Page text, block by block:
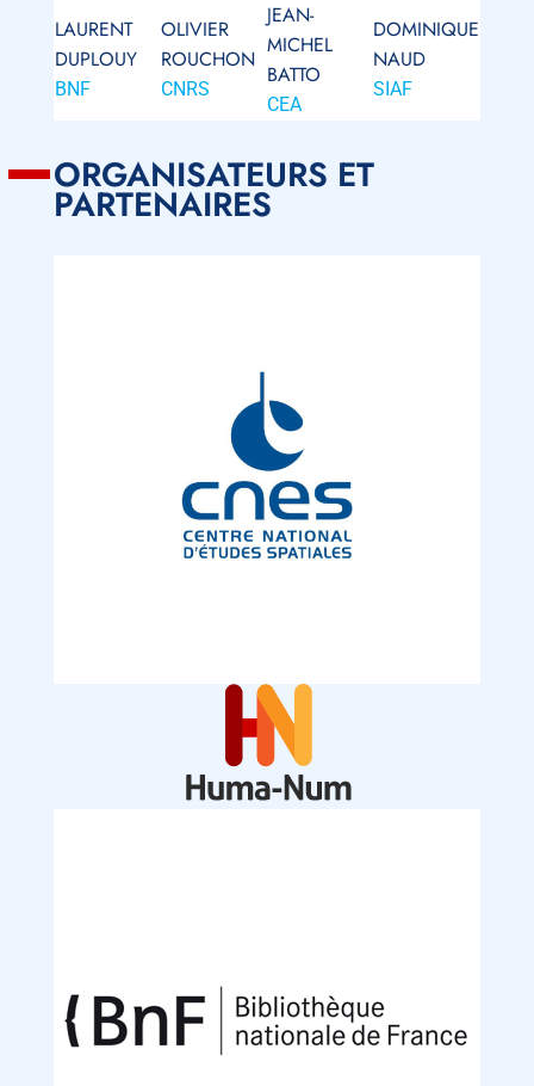
LAURENT
DUPLOUY
BNF
OLIVIER
ROUCHON
CNRS
JEAN-
MICHEL
BATTO
CEA
DOMINIQUE
NAUD
SIAF
ORGANISATEURS ET
PARTENAIRES